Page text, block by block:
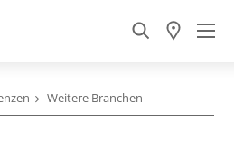
Weitere Branchen